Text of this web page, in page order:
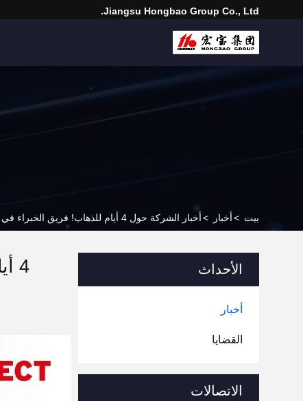
Jiangsu Hongbao Group Co., Ltd.
بيت >أخبار >أخبار الشركة حول 4 أيام للذهاب! فريق الخبراء في Jiangsu Hongbao جاهز للانطلاق إلى Tube Düsseldorf 2026
الأحداث
أخبار
القضايا
الاتصالات